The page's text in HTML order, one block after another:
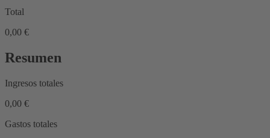
Total
0,00 €
Resumen
Ingresos totales
0,00 €
Gastos totales